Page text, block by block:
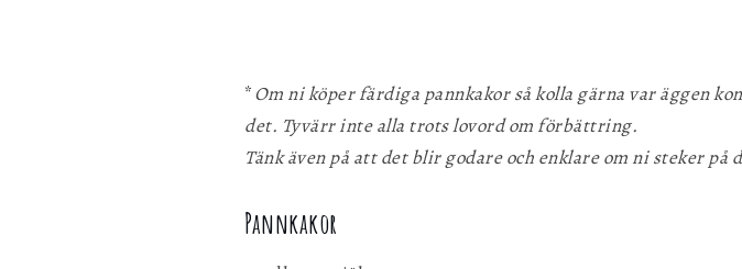
*Om ni köper färdiga pannkakor så kolla gärna var äggen
det. Tyvärr inte alla trots lovord om förbättring.
Tänk även på att det blir godare och enklare om ni steker
Pannkakor